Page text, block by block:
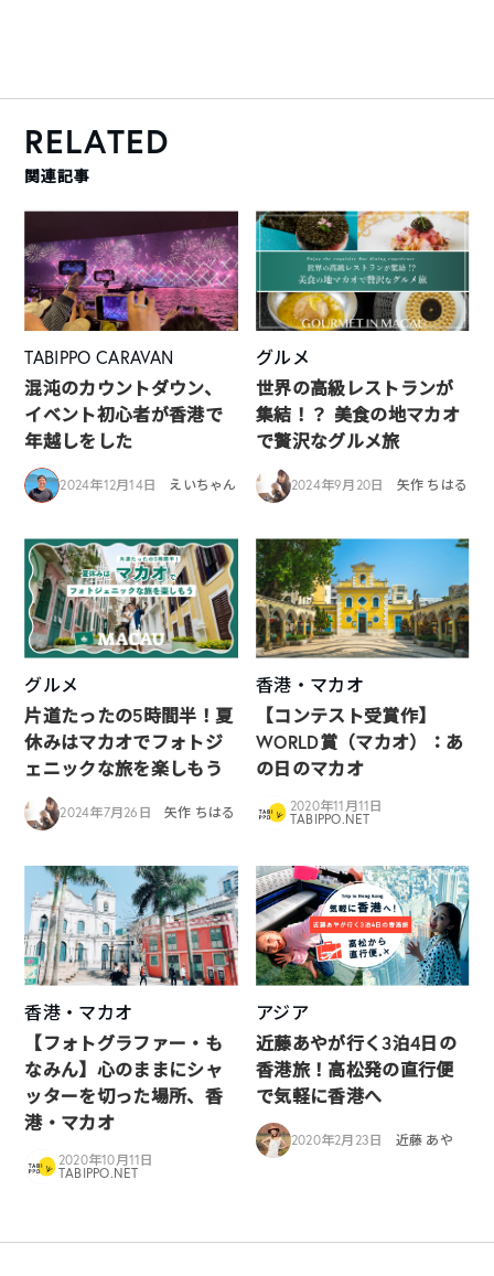
RELATED
関連記事
TABIPPO CARAVAN
混沌のカウントダウン、
イベント初心者が香港で
年越しをした
2024年12月14日 えいちゃん
グルメ
世界の高級レストランが
集結！？ 美食の地マカオ
で贅沢なグルメ旅
2024年9月20日 矢作 ちはる
グルメ
片道たったの5時間半！夏
休みはマカオでフォトジ
ェニックな旅を楽しもう
2024年7月26日 矢作 ちはる
香港・マカオ
【コンテスト受賞作】
WORLD賞（マカオ）：あ
の日のマカオ
2020年11月11日
TABIPPO.NET
香港・マカオ
【フォトグラファー・も
なみん】心のままにシャ
ッターを切った場所、香
港・マカオ
2020年10月11日
TABIPPO.NET
アジア
近藤あやが行く3泊4日の
香港旅！高松発の直行便
で気軽に香港へ
2020年2月23日 近藤 あや